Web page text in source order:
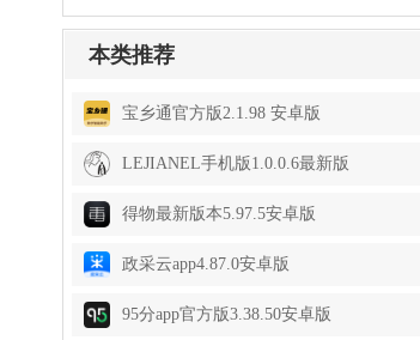
本类推荐
宝乡通官方版2.1.98 安卓版
LEJIANEL手机版1.0.0.6最新版
得物最新版本5.97.5安卓版
政采云app4.87.0安卓版
95分app官方版3.38.50安卓版